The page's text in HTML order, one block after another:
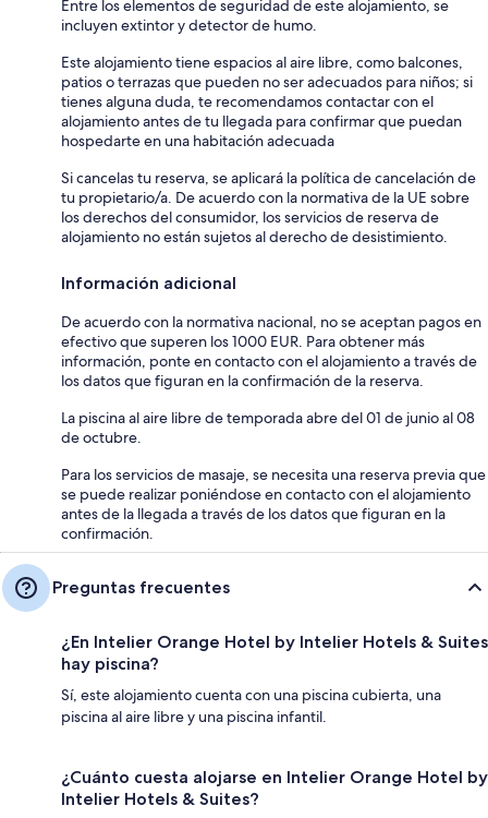
Entre los elementos de seguridad de este alojamiento, se
incluyen extintor y detector de humo.
Este alojamiento tiene espacios al aire libre, como balcones,
patios o terrazas que pueden no ser adecuados para niños; si
tienes alguna duda, te recomendamos contactar con el
alojamiento antes de tu llegada para confirmar que puedan
hospedarte en una habitación adecuada
Si cancelas tu reserva, se aplicará la política de cancelación de
tu propietario/a. De acuerdo con la normativa de la UE sobre
los derechos del consumidor, los servicios de reserva de
alojamiento no están sujetos al derecho de desistimiento.
Información adicional
De acuerdo con la normativa nacional, no se aceptan pagos en
efectivo que superen los 1000 EUR. Para obtener más
información, ponte en contacto con el alojamiento a través de
los datos que figuran en la confirmación de la reserva.
La piscina al aire libre de temporada abre del 01 de junio al 08
de octubre.
Para los servicios de masaje, se necesita una reserva previa que
se puede realizar poniéndose en contacto con el alojamiento
antes de la llegada a través de los datos que figuran en la
confirmación.
Preguntas frecuentes
¿En Intelier Orange Hotel by Intelier Hotels & Suites
hay piscina?
Sí, este alojamiento cuenta con una piscina cubierta, una
piscina al aire libre y una piscina infantil.
¿Cuánto cuesta alojarse en Intelier Orange Hotel by
Intelier Hotels & Suites?